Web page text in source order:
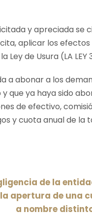
y apreciada se
aplicar los efectos
de Usura (LA LEY
a abonar a los
que ya haya sido
de efectivo,
y cuota anual de la
de la
apertura de una
a nombre